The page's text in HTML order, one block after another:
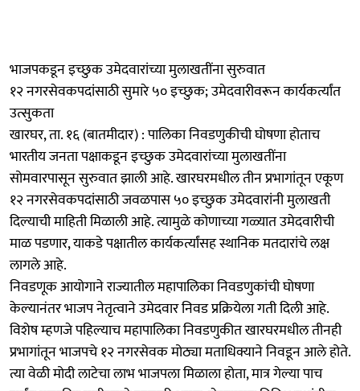
भाजपकडून इच्छुक उमेदवारांच्या मुलाखतींना सुरुवात
१२ नगरसेवकपदांसाठी सुमारे ५० इच्छुक; उमेदवारीवरून कार्यकर्त्यांत
उत्सुकता
खारघर, ता. १६ (बातमीदार) : पालिका निवडणुकीची घोषणा होताच
भारतीय जनता पक्षाकडून इच्छुक उमेदवारांच्या मुलाखतींना
सोमवारपासून सुरुवात झाली आहे. खारघरमधील तीन प्रभागांतून एकूण
१२ नगरसेवकपदांसाठी जवळपास ५० इच्छुक उमेदवारांनी मुलाखती
दिल्याची माहिती मिळाली आहे. त्यामुळे कोणाच्या गळ्यात उमेदवारीची
माळ पडणार, याकडे पक्षातील कार्यकर्त्यांसह स्थानिक मतदारांचे लक्ष
लागले आहे.
निवडणूक आयोगाने राज्यातील महापालिका निवडणुकांची घोषणा
केल्यानंतर भाजप नेतृत्वाने उमेदवार निवड प्रक्रियेला गती दिली आहे.
विशेष म्हणजे पहिल्याच महापालिका निवडणुकीत खारघरमधील तीनही
प्रभागांतून भाजपचे १२ नगरसेवक मोठ्या मताधिक्याने निवडून आले होते.
त्या वेळी मोदी लाटेचा लाभ भाजपला मिळाला होता, मात्र गेल्या पाच